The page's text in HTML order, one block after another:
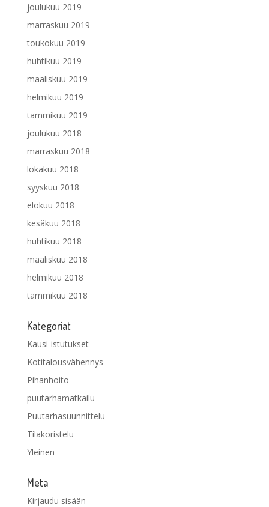
joulukuu 2019
marraskuu 2019
toukokuu 2019
huhtikuu 2019
maaliskuu 2019
helmikuu 2019
tammikuu 2019
joulukuu 2018
marraskuu 2018
lokakuu 2018
syyskuu 2018
elokuu 2018
kesäkuu 2018
huhtikuu 2018
maaliskuu 2018
helmikuu 2018
tammikuu 2018
Kategoriat
Kausi-istutukset
Kotitalousvähennys
Pihanhoito
puutarhamatkailu
Puutarhasuunnittelu
Tilakoristelu
Yleinen
Meta
Kirjaudu sisään